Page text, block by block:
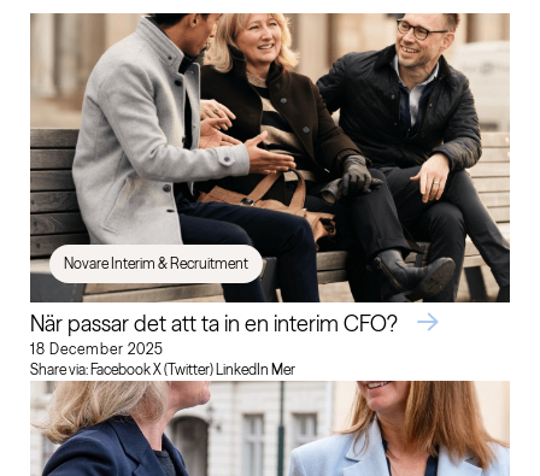
Novare Interim & Recruitment
När passar det att ta in en interim CFO?
18 December 2025
Share via: Facebook X (Twitter) LinkedIn Mer